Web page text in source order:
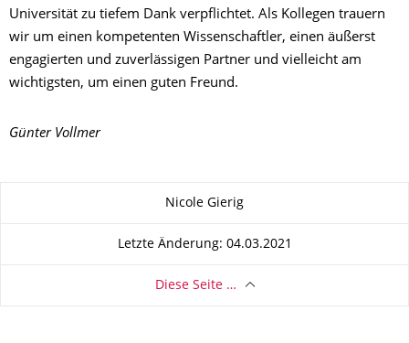
Universität zu tiefem Dank verpflichtet. Als Kollegen trauern
wir um einen kompetenten Wissenschaftler, einen äußerst
engagierten und zuverlässigen Partner und vielleicht am
wichtigsten, um einen guten Freund.
Günter Vollmer
Nicole Gierig
Letzte Änderung: 04.03.2021
Diese Seite …